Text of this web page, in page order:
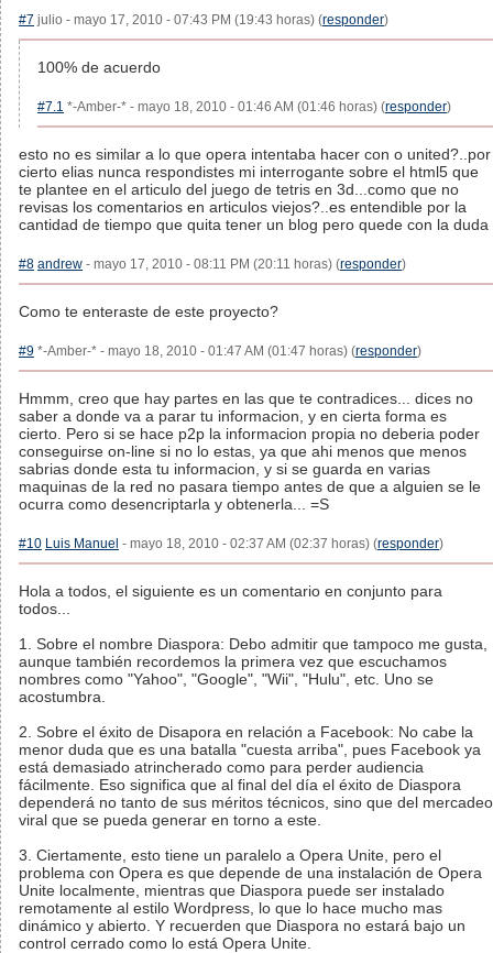
#7 julio - mayo 17, 2010 - 07:43 PM (19:43 horas) (responder)
100% de acuerdo
#7.1 *-Amber-* - mayo 18, 2010 - 01:46 AM (01:46 horas) (responder)
esto no es similar a lo que opera intentaba hacer con o united?..por
cierto elias nunca respondistes mi interrogante sobre el html5 que
te plantee en el articulo del juego de tetris en 3d...como que no
revisas los comentarios en articulos viejos?..es entendible por la
cantidad de tiempo que quita tener un blog pero quede con la duda
#8 andrew - mayo 17, 2010 - 08:11 PM (20:11 horas) (responder)
Como te enteraste de este proyecto?
#9 *-Amber-* - mayo 18, 2010 - 01:47 AM (01:47 horas) (responder)
Hmmm, creo que hay partes en las que te contradices... dices no
saber a donde va a parar tu informacion, y en cierta forma es
cierto. Pero si se hace p2p la informacion propia no deberia poder
conseguirse on-line si no lo estas, ya que ahi menos que menos
sabrias donde esta tu informacion, y si se guarda en varias
maquinas de la red no pasara tiempo antes de que a alguien se le
ocurra como desencriptarla y obtenerla... =S
#10 Luis Manuel - mayo 18, 2010 - 02:37 AM (02:37 horas) (responder)
Hola a todos, el siguiente es un comentario en conjunto para
todos...
1. Sobre el nombre Diaspora: Debo admitir que tampoco me gusta,
aunque también recordemos la primera vez que escuchamos
nombres como "Yahoo", "Google", "Wii", "Hulu", etc. Uno se
acostumbra.
2. Sobre el éxito de Disapora en relación a Facebook: No cabe la
menor duda que es una batalla "cuesta arriba", pues Facebook ya
está demasiado atrincherado como para perder audiencia
fácilmente. Eso significa que al final del día el éxito de Diaspora
dependerá no tanto de sus méritos técnicos, sino que del mercadeo
viral que se pueda generar en torno a este.
3. Ciertamente, esto tiene un paralelo a Opera Unite, pero el
problema con Opera es que depende de una instalación de Opera
Unite localmente, mientras que Diaspora puede ser instalado
remotamente al estilo Wordpress, lo que lo hace mucho mas
dinámico y abierto. Y recuerden que Diaspora no estará bajo un
control cerrado como lo está Opera Unite.